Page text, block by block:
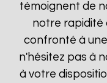
témoignent de
notre rapidité
confronté à
n'hésitez pas à
à votre